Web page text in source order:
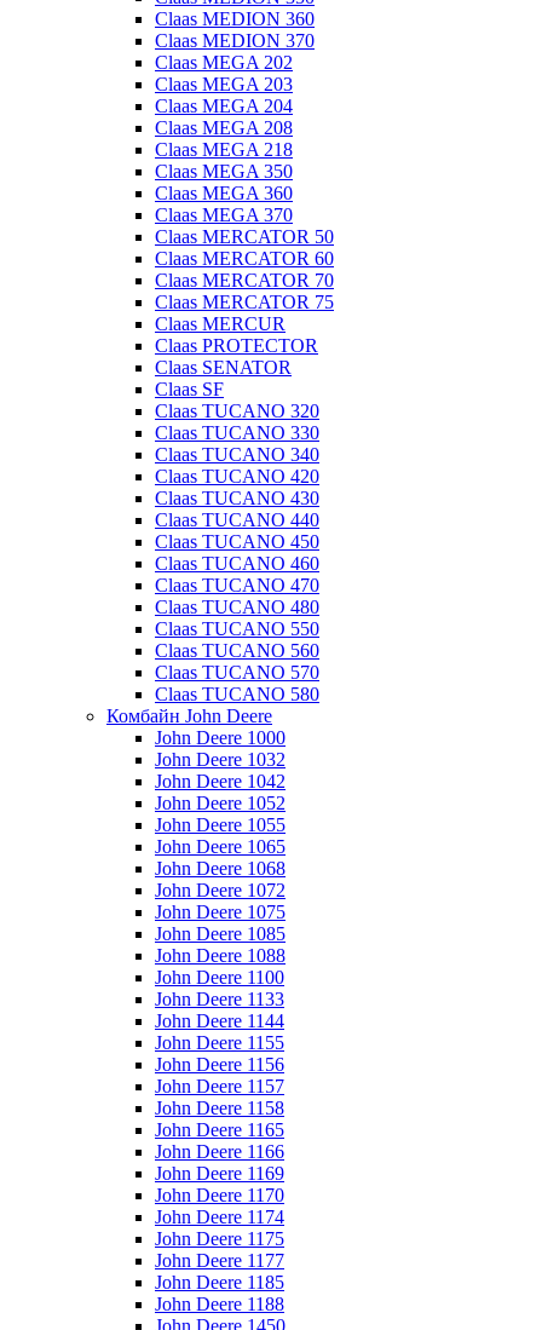
Claas MEDION 360
Claas MEDION 370
Claas MEGA 202
Claas MEGA 203
Claas MEGA 204
Claas MEGA 208
Claas MEGA 218
Claas MEGA 350
Claas MEGA 360
Claas MEGA 370
Claas MERCATOR 50
Claas MERCATOR 60
Claas MERCATOR 70
Claas MERCATOR 75
Claas MERCUR
Claas PROTECTOR
Claas SENATOR
Claas SF
Claas TUCANO 320
Claas TUCANO 330
Claas TUCANO 340
Claas TUCANO 420
Claas TUCANO 430
Claas TUCANO 440
Claas TUCANO 450
Claas TUCANO 460
Claas TUCANO 470
Claas TUCANO 480
Claas TUCANO 550
Claas TUCANO 560
Claas TUCANO 570
Claas TUCANO 580
Комбайн John Deere
John Deere 1000
John Deere 1032
John Deere 1042
John Deere 1052
John Deere 1055
John Deere 1065
John Deere 1068
John Deere 1072
John Deere 1075
John Deere 1085
John Deere 1088
John Deere 1100
John Deere 1133
John Deere 1144
John Deere 1155
John Deere 1156
John Deere 1157
John Deere 1158
John Deere 1165
John Deere 1166
John Deere 1169
John Deere 1170
John Deere 1174
John Deere 1175
John Deere 1177
John Deere 1185
John Deere 1188
John Deere 1450